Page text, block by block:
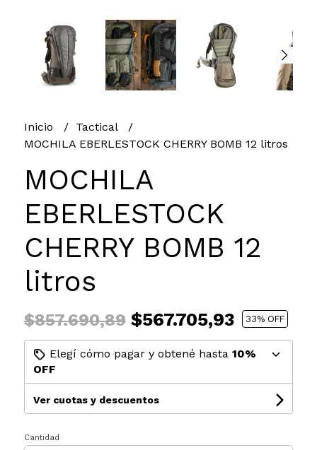
Inicio
Tactical
MOCHILA EBERLESTOCK CHERRY BOMB 12 litros
MOCHILA
EBERLESTOCK
CHERRY BOMB 12
litros
$857.690,89$567.705,93 33% OFF
Elegí cómo pagar y obtené hasta 10%
OFF
Ver cuotas y descuentos
Cantidad